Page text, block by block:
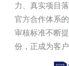
力、真实项目
官方合作体系
审核标准不断
份，正成为客